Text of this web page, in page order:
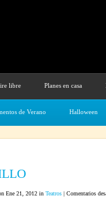
libre Planes en casa
de Verano Halloween
Ene 21, 2012 in Teatros | Comentarios